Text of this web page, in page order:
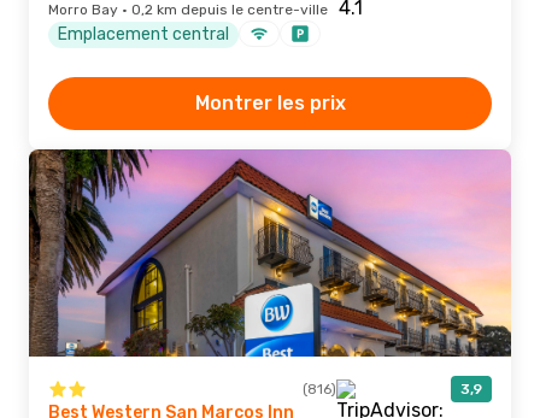
Morro Bay · 0,2 km depuis le centre-ville
Emplacement central
Montrer les prix
(816) 3,9
Best Western San Marcos Inn